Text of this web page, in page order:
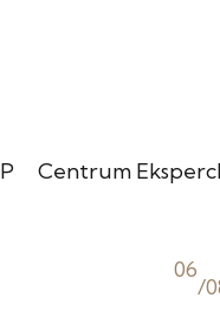
Centrum
06
/